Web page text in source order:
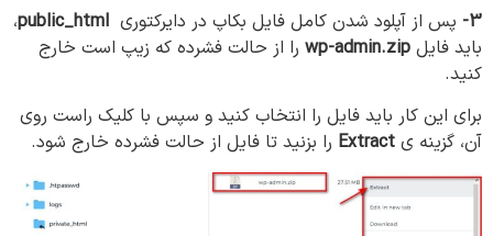
3- پس از آپلود شدن کامل فایل بکاپ در دایرکتوری public_html،
باید فایل wp-admin.zip را از حالت فشرده که زیپ است خارج
کنید.
برای این کار باید فایل را انتخاب کنید و سپس با کلیک راست روی
آن، گزینه ی Extract را بزنید تا فایل از حالت فشرده خارج شود.